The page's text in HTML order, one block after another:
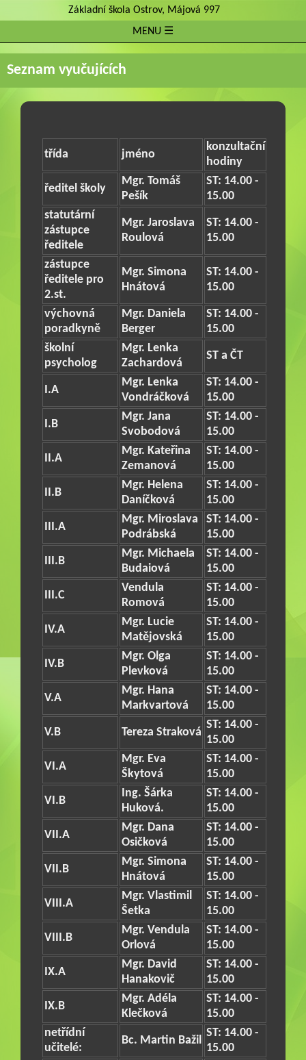
Základní škola Ostrov, Májová 997
MENU ☰
Seznam vyučujících
třída jméno
konzultační
hodiny
ředitel školy
Mgr. Tomáš
Pešík
ST: 14.00 -
15.00
statutární
zástupce
ředitele
Mgr. Jaroslava
Roulová
ST: 14.00 -
15.00
zástupce
ředitele pro
2.st.
Mgr. Simona
Hnátová
ST: 14.00 -
15.00
výchovná
poradkyně
Mgr. Daniela
Berger
ST: 14.00 -
15.00
školní
psycholog
Mgr. Lenka
Zachardová
ST a ČT
I.A
Mgr. Lenka
Vondráčková
ST: 14.00 -
15.00
I.B
Mgr. Jana
Svobodová
ST: 14.00 -
15.00
II.A
Mgr. Kateřina
Zemanová
ST: 14.00 -
15.00
II.B
Mgr. Helena
Daníčková
ST: 14.00 -
15.00
III.A
Mgr. Miroslava
Podrábská
ST: 14.00 -
15.00
III.B
Mgr. Michaela
Budaiová
ST: 14.00 -
15.00
III.C
Vendula
Romová
ST: 14.00 -
15.00
IV.A
Mgr. Lucie
Matějovská
ST: 14.00 -
15.00
IV.B
Mgr. Olga
Plevková
ST: 14.00 -
15.00
V.A
Mgr. Hana
Markvartová
ST: 14.00 -
15.00
V.B Tereza Straková
ST: 14.00 -
15.00
VI.A
Mgr. Eva
Škytová
ST: 14.00 -
15.00
VI.B
Ing. Šárka
Huková.
ST: 14.00 -
15.00
VII.A
Mgr. Dana
Osičková
ST: 14.00 -
15.00
VII.B
Mgr. Simona
Hnátová
ST: 14.00 -
15.00
VIII.A
Mgr. Vlastimil
Šetka
ST: 14.00 -
15.00
VIII.B
Mgr. Vendula
Orlová
ST: 14.00 -
15.00
IX.A
Mgr. David
Hanakovič
ST: 14.00 -
15.00
IX.B
Mgr. Adéla
Klečková
ST: 14.00 -
15.00
netřídní
učitelé:
Bc. Martin Bažil
ST: 14.00 -
15.00